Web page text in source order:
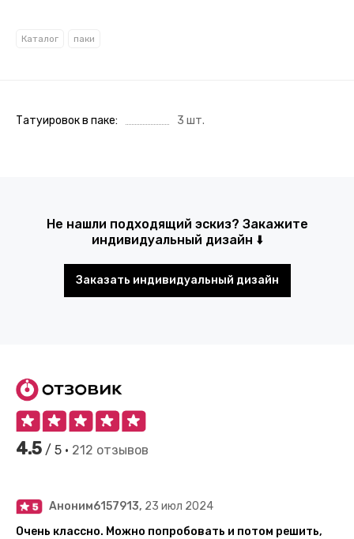
Каталог паки
Татуировок в паке 3 шт.
Не нашли подходящий эскиз? Закажите
индивидуальный дизайн ⬇️
Заказать индивидуальный дизайн
4.5 / 5 • 212 отзывов
Аноним6157913, 23 июл 2024
Очень классно. Можно попробовать и потом решить,